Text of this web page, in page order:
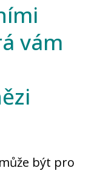
vám
být pro